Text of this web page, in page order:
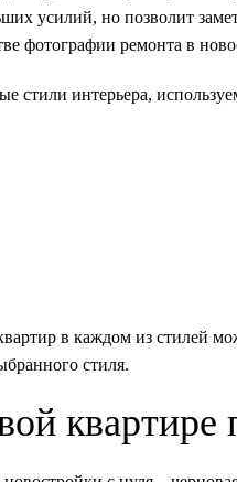
усилий, но позволит
фотографии ремонта в
стили интерьера,
в каждом из стилей
стиля.
квартире